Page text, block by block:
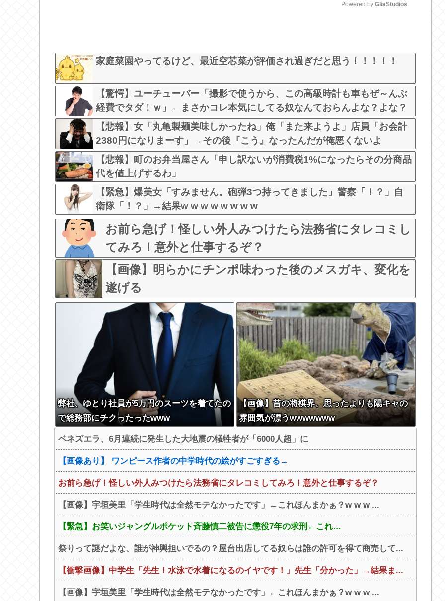
t
Powered by GliaStudios
家庭菜園やってるけど、最近空芯菜が評価され過ぎだと思う！！！！！
【驚愕】ユーチューバー「撮影で使うから、この高級時計も車もぜ～んぶ
経費でタダ！ｗ」←まさかコレ本気にしてる奴なんておらんよな？よな？
w w w w w w w w w w w
【悲報】女「丸亀製麺美味しかったね」俺「また来ようよ」店員「お会計
2380円になりまーす」→その後『こう』なったんだが俺悪くないよ
な？？？？？？？？
【悲報】町のお弁当屋さん「申し訳ないが消費税1%になったらその分商品
代を値上げするわ」
【緊急】爆美女「すみません。砲弾3つ持ってきました」警察「！？」自
衛隊「！？」→結果w w w w w w w w
お前ら急げ！怪しい外人みつけたら法務省にタレコミし
てみろ！意外と仕事するぞ？
【画像】明らかにチンポ味わった後のメスガキ、変化を
遂げる
弊社、ゆとり社員が5万円のスーツを着てたの
で総務部にチクったったwww
【画像】昔の将棋界、思ったよりも陽キャの
雰囲気が漂うwwwwwww
ベネズエラ、6月連続に発生した大地震の犠牲者が「6000人超」に
【画像あり】 ワンピース作者の中学時代の絵がすごすぎる→
お前ら急げ！怪しい外人みつけたら法務省にタレコミしてみろ！意外と仕事するぞ？
【画像】宇垣美里「学生時代は全然モテなかったです」←これほんまかぁ？w w w ...
【緊急】お笑いジャングルポケット斉藤慎二被告に懲役7年の求刑←これ…
祭りって謎だよな、誰が神輿担いでるの？屋台出店してる奴らは誰の許可を得て商売して...
【衝撃画像】中学生「先生！水泳で水着になるのイヤです！」先生「分かった」→結果ま...
【画像】宇垣美里「学生時代は全然モテなかったです」←これほんまかぁ？w w w ...